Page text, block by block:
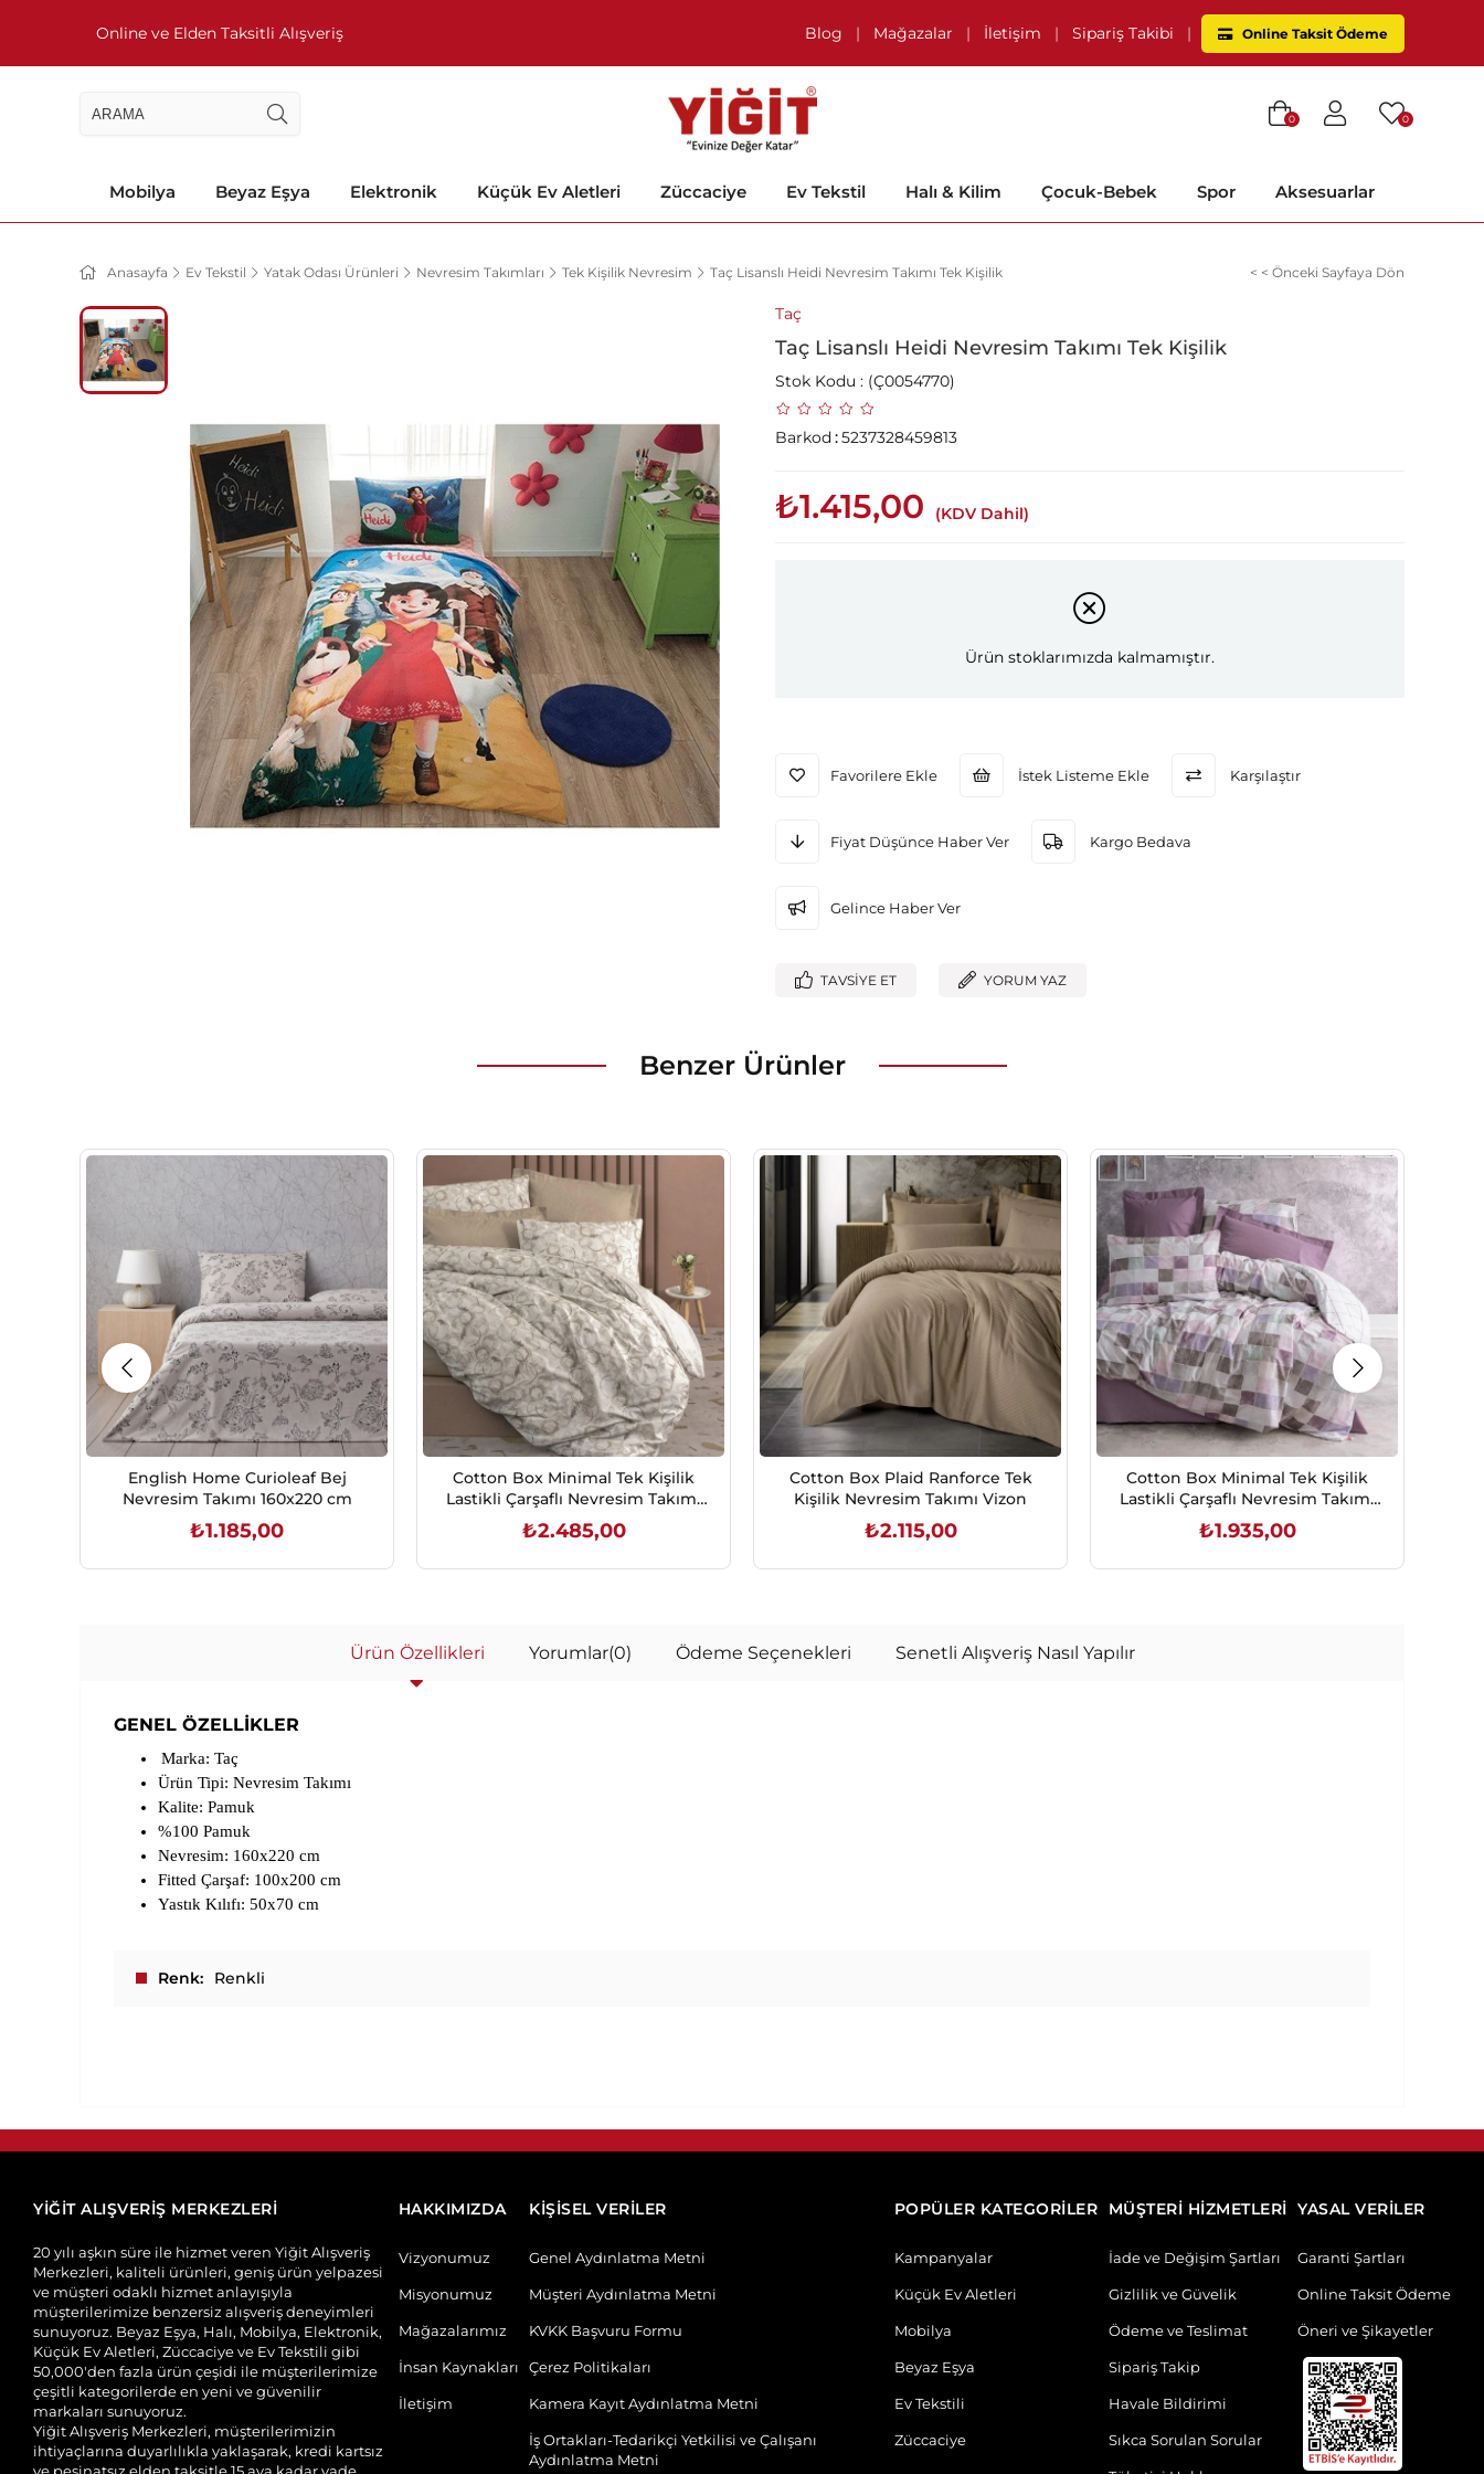
Online ve Elden Taksitli Alışveriş Blog | Mağazalar | İletişim | Sipariş Takibi | Online Taksit Ödeme
0
0
Mobilya Beyaz Eşya Elektronik Küçük Ev Aletleri Züccaciye Ev Tekstil Halı & Kilim Çocuk-Bebek Spor Aksesuarlar
Anasayfa Ev Tekstil Yatak Odası Ürünleri Nevresim Takımları Tek Kişilik Nevresim Taç Lisanslı Heidi Nevresim Takımı Tek Kişilik < < Önceki Sayfaya Dön
Taç
Taç Lisanslı Heidi Nevresim Takımı Tek Kişilik
Stok Kodu (Ç0054770)
Barkod:5237328459813
₺1.415,00 (KDV Dahil)
Ürün stoklarımızda kalmamıştır.
Favorilere Ekle İstek Listeme Ekle Karşılaştır
Fiyat Düşünce Haber Ver Kargo Bedava
Gelince Haber Ver
TAVSIYE ET YORUM YAZ
Benzer Ürünler
English Home Curioleaf Bej
Nevresim Takımı 160x220 cm
₺1.185,00
Cotton Box Minimal Tek Kişilik
Lastikli Çarşaflı Nevresim Takımı
Moil Bej
₺2.485,00
Cotton Box Plaid Ranforce Tek
Kişilik Nevresim Takımı Vizon
₺2.115,00
Cotton Box Minimal Tek Kişilik
Lastikli Çarşaflı Nevresim Takımı
Maro Gül Kurusu
₺1.935,00
Ürün Özellikleri Yorumlar(0) Ödeme Seçenekleri Senetli Alışveriş Nasıl Yapılır
GENEL ÖZELLİKLER
Marka: Taç
Ürün Tipi: Nevresim Takımı
Kalite: Pamuk
%100 Pamuk
Nevresim: 160x220 cm
Fitted Çarşaf: 100x200 cm
Yastık Kılıfı: 50x70 cm
Renk Renkli
YİĞİT ALIŞVERİŞ MERKEZLERİ
20 yılı aşkın süre ile hizmet veren Yiğit Alışveriş
Merkezleri, kaliteli ürünleri, geniş ürün yelpazesi
ve müşteri odaklı hizmet anlayışıyla
müşterilerimize benzersiz alışveriş deneyimleri
sunuyoruz. Beyaz Eşya, Halı, Mobilya, Elektronik,
Küçük Ev Aletleri, Züccaciye ve Ev Tekstili gibi
50,000'den fazla ürün çeşidi ile müşterilerimize
çeşitli kategorilerde en yeni ve güvenilir
markaları sunuyoruz.
Yiğit Alışveriş Merkezleri, müşterilerimizin
ihtiyaçlarına duyarlılıkla yaklaşarak, kredi kartsız
ve peşinatsız elden taksitle 15 aya kadar vade
HAKKIMIZDA
Vizyonumuz
Misyonumuz
Mağazalarımız
İnsan Kaynakları
İletişim
KİŞİSEL VERİLER
Genel Aydınlatma Metni
Müşteri Aydınlatma Metni
KVKK Başvuru Formu
Çerez Politikaları
Kamera Kayıt Aydınlatma Metni
İş Ortakları-Tedarikçi Yetkilisi ve Çalışanı
Aydınlatma Metni
POPÜLER KATEGORİLER
Kampanyalar
Küçük Ev Aletleri
Mobilya
Beyaz Eşya
Ev Tekstili
Züccaciye
MÜŞTERİ HİZMETLERİ
İade ve Değişim Şartları
Gizlilik ve Güvelik
Ödeme ve Teslimat
Sipariş Takip
Havale Bildirimi
Sıkca Sorulan Sorular
YASAL VERİLER
Garanti Şartları
Online Taksit Ödeme
Öneri ve Şikayetler